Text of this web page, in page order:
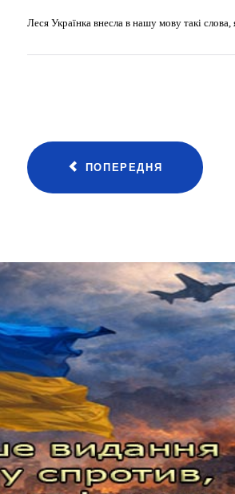
Леся Українка внесла в нашу мову такі
ПОПЕРЕДНЯ